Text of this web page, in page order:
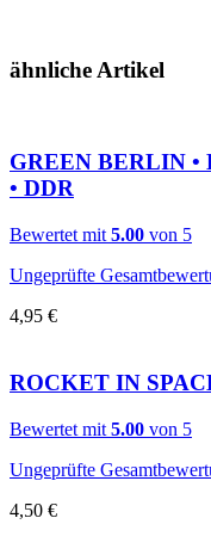
ähnliche Artikel
GREEN BERLIN
• DDR
Bewertet mit 5.00 von 5
Ungeprüfte
4,95 €
ROCKET IN
Bewertet mit 5.00 von 5
Ungeprüfte
4,50 €